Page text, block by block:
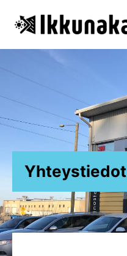
Yhteystiedot